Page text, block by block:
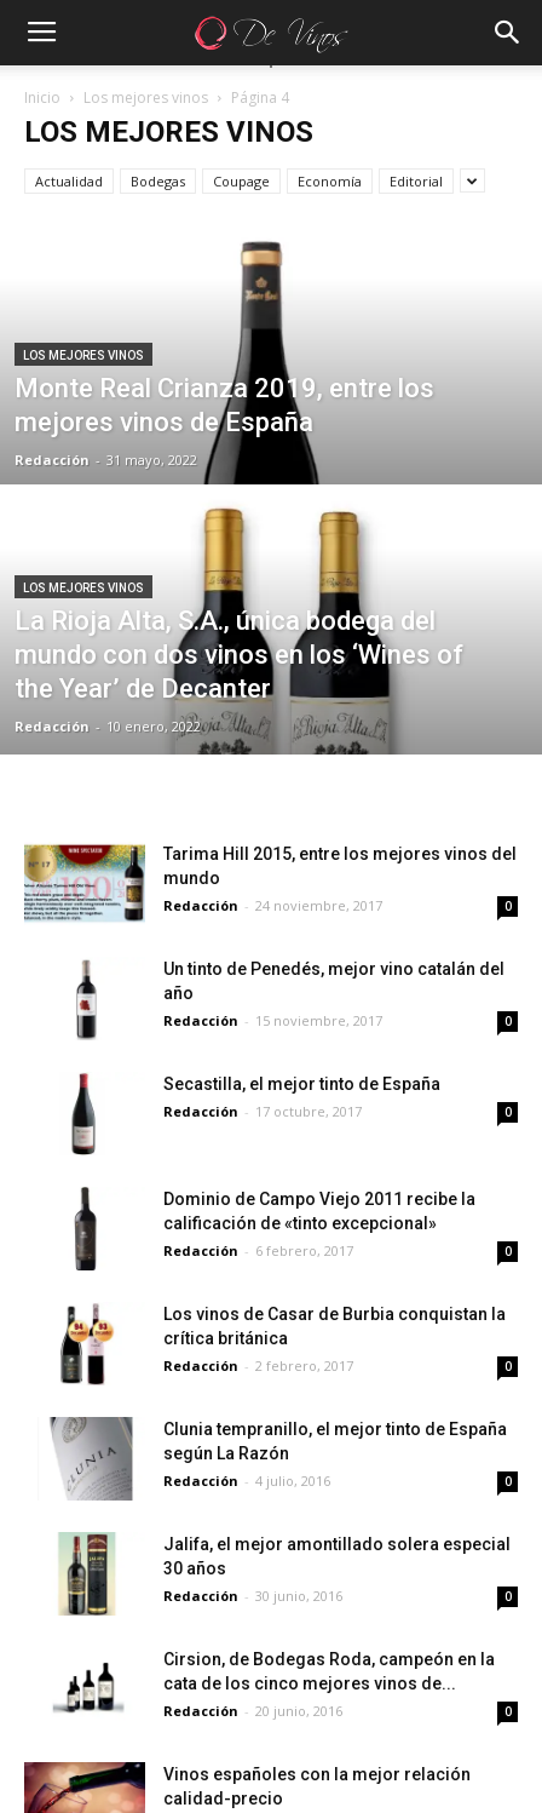
Inicio Los mejores vinos Página 4
LOS MEJORES VINOS
Actualidad Bodegas Coupage Economía Editorial
LOS MEJORES VINOS
Monte Real Crianza 2019, entre los
mejores vinos de España
Redacción - 31 mayo, 2022
LOS MEJORES VINOS
La Rioja Alta, S.A., única bodega del
mundo con dos vinos en los ‘Wines of
the Year’ de Decanter
Redacción - 10 enero, 2022
Tarima Hill 2015, entre los mejores vinos del
mundo
Redacción - 24 noviembre, 2017 0
Un tinto de Penedés, mejor vino catalán del
año
Redacción - 15 noviembre, 2017 0
Secastilla, el mejor tinto de España
Redacción - 17 octubre, 2017 0
Dominio de Campo Viejo 2011 recibe la
calificación de «tinto excepcional»
Redacción - 6 febrero, 2017 0
Los vinos de Casar de Burbia conquistan la
crítica británica
Redacción - 2 febrero, 2017 0
Clunia tempranillo, el mejor tinto de España
según La Razón
Redacción - 4 julio, 2016 0
Jalifa, el mejor amontillado solera especial
30 años
Redacción - 30 junio, 2016 0
Cirsion, de Bodegas Roda, campeón en la
cata de los cinco mejores vinos de...
Redacción - 20 junio, 2016 0
Vinos españoles con la mejor relación
calidad-precio